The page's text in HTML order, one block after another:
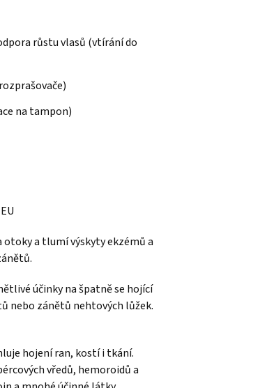
růstu vlasů (vtírání do
na tampon)
a tlumí výskyty ekzémů a
účinky na špatně se hojící
nebo zánětů nehtových lůžek.
hojení ran, kostí i tkání.
vředů, hemoroidů a